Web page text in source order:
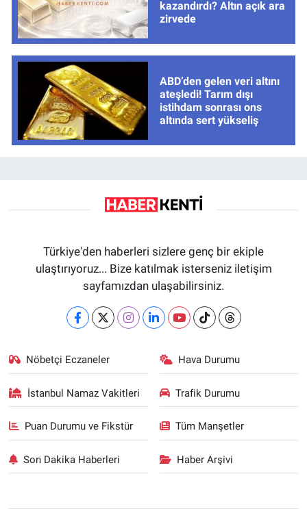
kazandırdı? Altın açık ara
zirvede
ABD’den gelen veri altını
ateşledi! Tarım dışı
istihdam sonrası ons
altında sert yükseliş
Türkiye'den haberleri sizlere genç bir ekiple
ulaştırıyoruz... Bize katılmak isterseniz iletişim
sayfamızdan ulaşabilirsiniz.
Nöbetçi Eczaneler Hava Durumu
İstanbul Namaz Vakitleri Trafik Durumu
Puan Durumu ve Fikstür Tüm Manşetler
Son Dakika Haberleri Haber Arşivi